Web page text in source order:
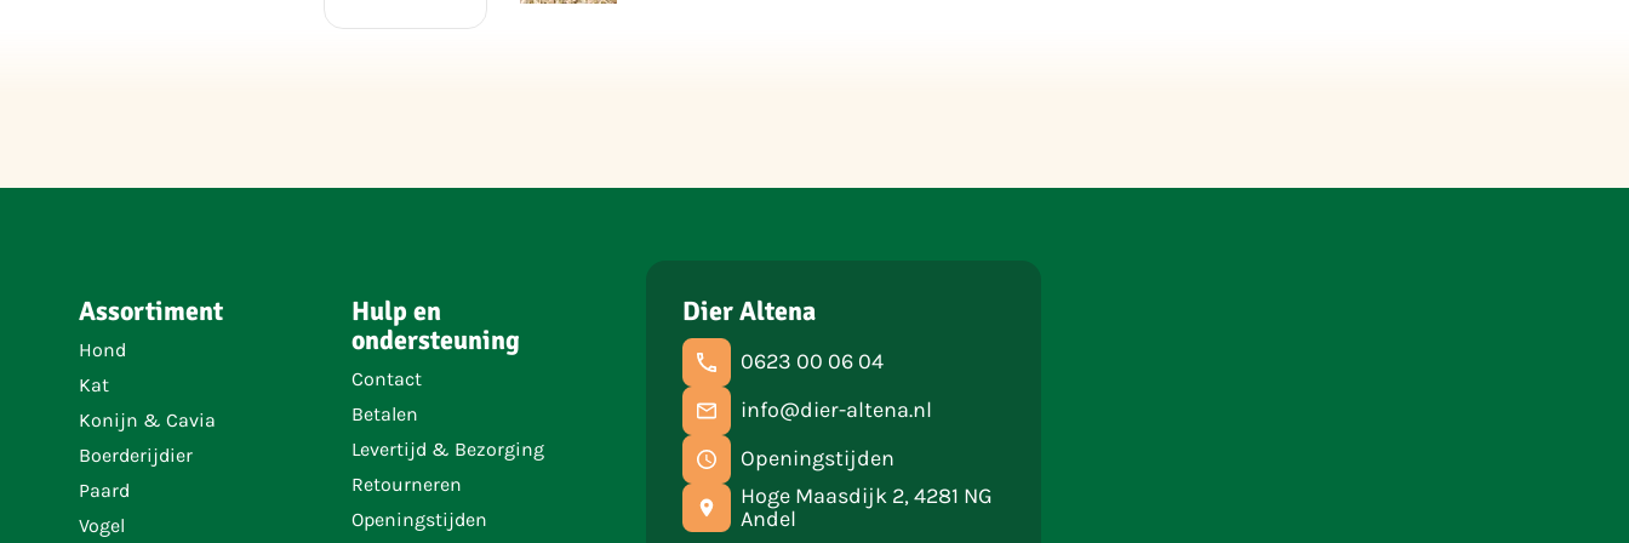
Assortiment
Hond
Kat
Konijn & Cavia
Boerderijdier
Paard
Vogel
Hulp en
ondersteuning
Contact
Betalen
Levertijd & Bezorging
Retourneren
Openingstijden
Dier Altena
0623 00 06 04
info@dier-altena.nl
Openingstijden
Hoge Maasdijk 2, 4281 NG
Andel